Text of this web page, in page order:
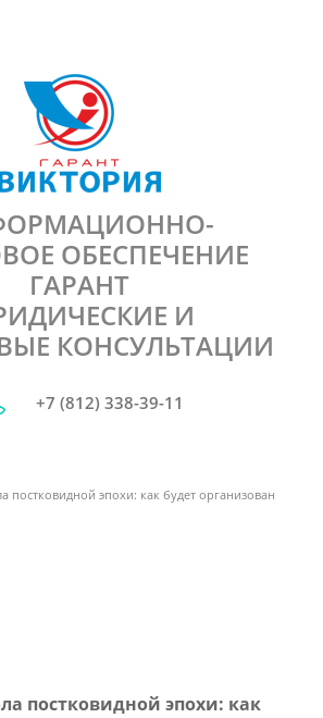
ОБЕСПЕЧЕНИЕ
ГАРАНТ
И
КОНСУЛЬТАЦИИ
+7 (812) 338-39-11
постковидной эпохи: как будет организован
постковидной эпохи: как